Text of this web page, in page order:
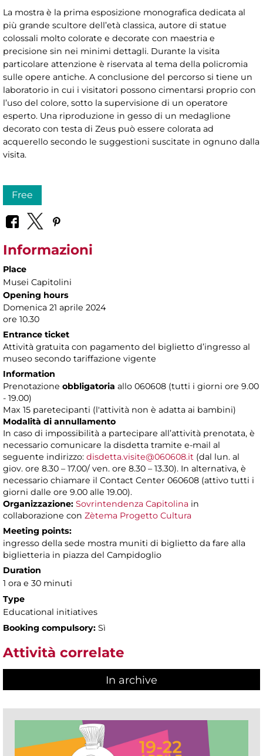
La mostra è la prima esposizione monografica dedicata al
più grande scultore dell’età classica, autore di statue
colossali molto colorate e decorate con maestria e
precisione sin nei minimi dettagli. Durante la visita
particolare attenzione è riservata al tema della policromia
sulle opere antiche. A conclusione del percorso si tiene un
laboratorio in cui i visitatori possono cimentarsi proprio con
l’uso del colore, sotto la supervisione di un operatore
esperto. Una riproduzione in gesso di un medaglione
decorato con testa di Zeus può essere colorata ad
acquerello secondo le suggestioni suscitate in ognuno dalla
visita.
Free
Informazioni
Place
Musei Capitolini
Opening hours
Domenica 21 aprile 2024
ore 10.30
Entrance ticket
Attività gratuita con pagamento del biglietto d’ingresso al
museo secondo tariffazione vigente
Information
Prenotazione obbligatoria allo 060608 (tutti i giorni ore 9.00
- 19.00)
Max 15 paretecipanti (l'attività non è adatta ai bambini)
Modalità di annullamento
In caso di impossibilità a partecipare all’attività prenotata, è
necessario comunicare la disdetta tramite e-mail al
seguente indirizzo: disdetta.visite@060608.it (dal lun. al
giov. ore 8.30 – 17.00/ ven. ore 8.30 – 13.30). In alternativa, è
necessario chiamare il Contact Center 060608 (attivo tutti i
giorni dalle ore 9.00 alle 19.00).
Organizzazione: Sovrintendenza Capitolina in
collaborazione con Zètema Progetto Cultura
Meeting points:
ingresso della sede mostra muniti di biglietto da fare alla
biglietteria in piazza del Campidoglio
Duration
1 ora e 30 minuti
Type
Educational initiatives
Booking compulsory: Sì
Attività correlate
In archive